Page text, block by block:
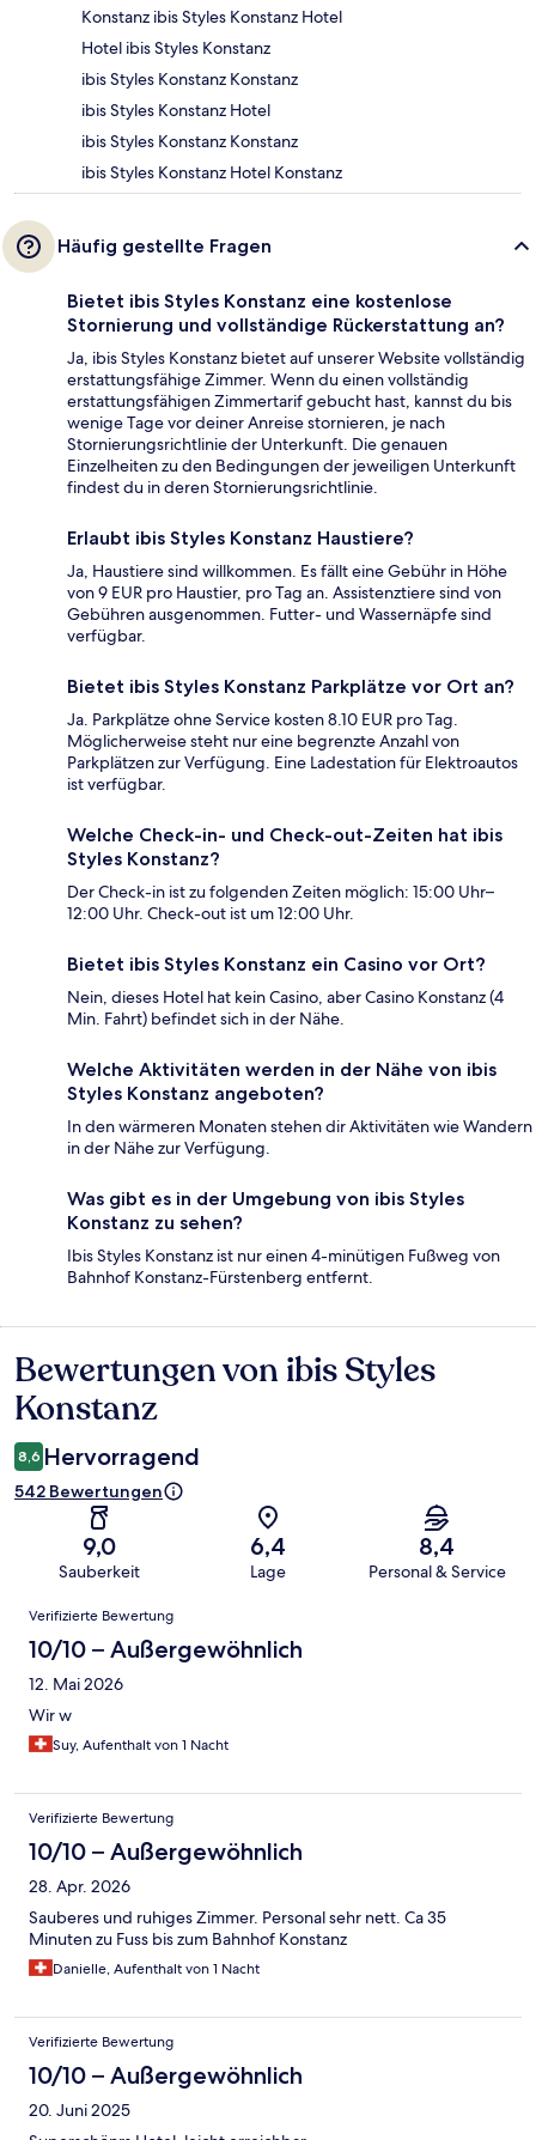
Konstanz ibis Styles Konstanz Hotel
Hotel ibis Styles Konstanz
ibis Styles Konstanz Konstanz
ibis Styles Konstanz Hotel
ibis Styles Konstanz Konstanz
ibis Styles Konstanz Hotel Konstanz
Häufig gestellte Fragen
Bietet ibis Styles Konstanz eine kostenlose
Stornierung und vollständige Rückerstattung an?
Ja, ibis Styles Konstanz bietet auf unserer Website vollständig
erstattungsfähige Zimmer. Wenn du einen vollständig
erstattungsfähigen Zimmertarif gebucht hast, kannst du bis
wenige Tage vor deiner Anreise stornieren, je nach
Stornierungsrichtlinie der Unterkunft. Die genauen
Einzelheiten zu den Bedingungen der jeweiligen Unterkunft
findest du in deren Stornierungsrichtlinie.
Erlaubt ibis Styles Konstanz Haustiere?
Ja, Haustiere sind willkommen. Es fällt eine Gebühr in Höhe
von 9 EUR pro Haustier, pro Tag an. Assistenztiere sind von
Gebühren ausgenommen. Futter- und Wassernäpfe sind
verfügbar.
Bietet ibis Styles Konstanz Parkplätze vor Ort an?
Ja. Parkplätze ohne Service kosten 8.10 EUR pro Tag.
Möglicherweise steht nur eine begrenzte Anzahl von
Parkplätzen zur Verfügung. Eine Ladestation für Elektroautos
ist verfügbar.
Welche Check-in- und Check-out-Zeiten hat ibis
Styles Konstanz?
Der Check-in ist zu folgenden Zeiten möglich: 15:00 Uhr–
12:00 Uhr. Check-out ist um 12:00 Uhr.
Bietet ibis Styles Konstanz ein Casino vor Ort?
Nein, dieses Hotel hat kein Casino, aber Casino Konstanz (4
Min. Fahrt) befindet sich in der Nähe.
Welche Aktivitäten werden in der Nähe von ibis
Styles Konstanz angeboten?
In den wärmeren Monaten stehen dir Aktivitäten wie Wandern
in der Nähe zur Verfügung.
Was gibt es in der Umgebung von ibis Styles
Konstanz zu sehen?
Ibis Styles Konstanz ist nur einen 4-minütigen Fußweg von
Bahnhof Konstanz-Fürstenberg entfernt.
Bewertungen
Bewertungen von ibis Styles
Konstanz
8,6 Hervorragend
542 Bewertungen
9,0
Sauberkeit
6,4
Lage
8,4
Personal & Service
Bewertungen
Verifizierte Bewertung
10/10 – Außergewöhnlich
12. Mai 2026
Wir w
Suy, Aufenthalt von 1 Nacht
Verifizierte Bewertung
10/10 – Außergewöhnlich
28. Apr. 2026
Sauberes und ruhiges Zimmer. Personal sehr nett. Ca 35
Minuten zu Fuss bis zum Bahnhof Konstanz
Danielle, Aufenthalt von 1 Nacht
Verifizierte Bewertung
10/10 – Außergewöhnlich
20. Juni 2025